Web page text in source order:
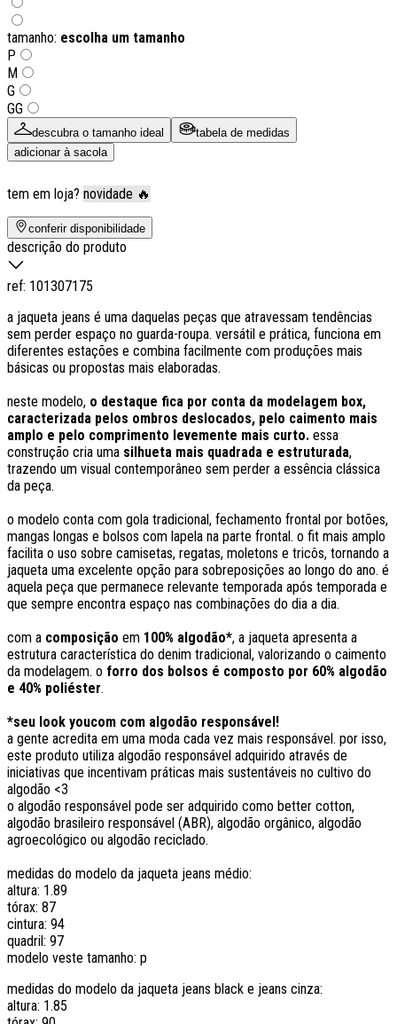
tamanho: escolha um tamanho
P
M
G
GG
descubra o tamanho ideal
tabela de medidas
adicionar à sacola
tem em loja? novidade 🔥
conferir disponibilidade
descrição do produto
ref: 101307175
a jaqueta jeans é uma daquelas peças que atravessam tendências
sem perder espaço no guarda-roupa. versátil e prática, funciona em
diferentes estações e combina facilmente com produções mais
básicas ou propostas mais elaboradas.
neste modelo, o destaque fica por conta da modelagem box,
caracterizada pelos ombros deslocados, pelo caimento mais
amplo e pelo comprimento levemente mais curto. essa
construção cria uma silhueta mais quadrada e estruturada,
trazendo um visual contemporâneo sem perder a essência clássica
da peça.
o modelo conta com gola tradicional, fechamento frontal por botões,
mangas longas e bolsos com lapela na parte frontal. o fit mais amplo
facilita o uso sobre camisetas, regatas, moletons e tricôs, tornando a
jaqueta uma excelente opção para sobreposições ao longo do ano. é
aquela peça que permanece relevante temporada após temporada e
que sempre encontra espaço nas combinações do dia a dia.
com a composição em 100% algodão*, a jaqueta apresenta a
estrutura característica do denim tradicional, valorizando o caimento
da modelagem. o forro dos bolsos é composto por 60% algodão
e 40% poliéster.
*seu look youcom com algodão responsável!
a gente acredita em uma moda cada vez mais responsável. por isso,
este produto utiliza algodão responsável adquirido através de
iniciativas que incentivam práticas mais sustentáveis no cultivo do
algodão <3
o algodão responsável pode ser adquirido como better cotton,
algodão brasileiro responsável (ABR), algodão orgânico, algodão
agroecológico ou algodão reciclado.
medidas do modelo da jaqueta jeans médio:
altura: 1.89
tórax: 87
cintura: 94
quadril: 97
modelo veste tamanho: p
medidas do modelo da jaqueta jeans black e jeans cinza:
altura: 1.85